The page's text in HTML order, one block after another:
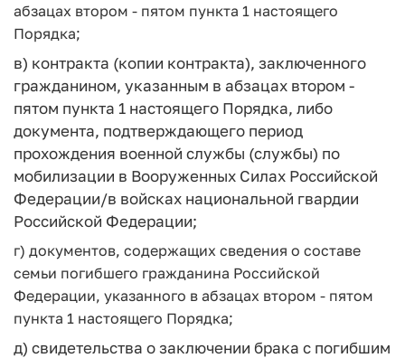
абзацах втором - пятом пункта 1 настоящего
Порядка;
в) контракта (копии контракта), заключенного
гражданином, указанным в абзацах втором -
пятом пункта 1 настоящего Порядка, либо
документа, подтверждающего период
прохождения военной службы (службы) по
мобилизации в Вооруженных Силах Российской
Федерации/в войсках национальной гвардии
Российской Федерации;
г) документов, содержащих сведения о составе
семьи погибшего гражданина Российской
Федерации, указанного в абзацах втором - пятом
пункта 1 настоящего Порядка;
д) свидетельства о заключении брака с погибшим